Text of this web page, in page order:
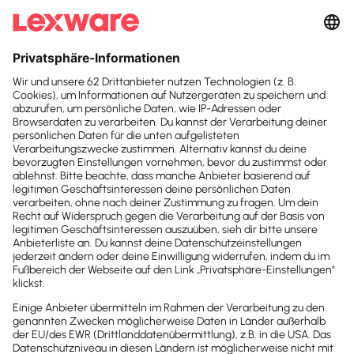
Suchfeld
Suchen
Datev Cloud Services
–komfortabel ohne
Import oder Export
Die DATEV-Cloud-Services ermöglichen die direkte
DATEV-Kanzleisoftware